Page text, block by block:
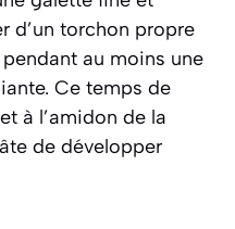
d’un torchon propre
au moins une
Ce temps de
à l’amidon de la
de développer